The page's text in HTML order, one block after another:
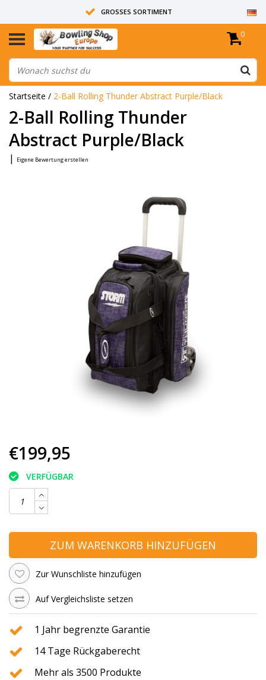
GROSSES SORTIMENT
14 TAGE RÜCKGABERECHT
ALLE BOWLINGKUGELN SIND UNGEBOHRT
0
Startseite / 2-Ball Rolling Thunder Abstract Purple/Black
2-Ball Rolling Thunder
Abstract Purple/Black
| Eigene Bewertung erstellen
€199,95
VERFÜGBAR
ZUM WARENKORB HINZUFÜGEN
Zur Wunschliste hinzufügen
Auf Vergleichsliste setzen
1 Jahr begrenzte Garantie
14 Tage Rückgaberecht
Mehr als 3500 Produkte